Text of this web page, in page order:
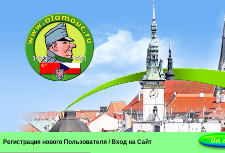
Регистрация нового Пользователя / Вход на Сайт